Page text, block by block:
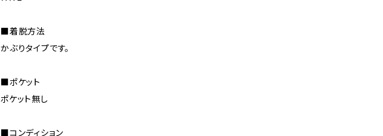
■着脱方法
かぶりタイプです。
■ポケット
ポケット無し
■コンディション